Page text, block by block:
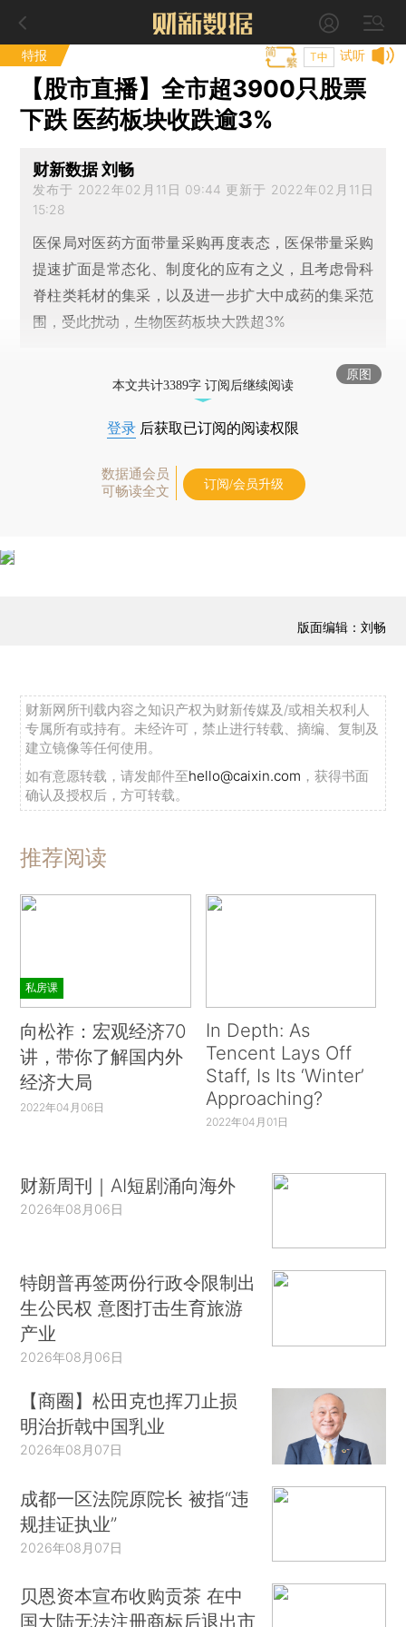
特报 试听
T中
【股市直播】全市超3900只股票
下跌 医药板块收跌逾3%
财新数据 刘畅
发布于 2022年02月11日 09:44 更新于 2022年02月11日
15:28
医保局对医药方面带量采购再度表态，医保带量采购
提速扩面是常态化、制度化的应有之义，且考虑骨科
脊柱类耗材的集采，以及进一步扩大中成药的集采范
围，受此扰动，生物医药板块大跌超3%
原图
本文共计3389字 订阅后继续阅读
登录 后获取已订阅的阅读权限
数据通会员
可畅读全文
订阅/会员升级
版面编辑：刘畅
财新网所刊载内容之知识产权为财新传媒及/或相关权利人
专属所有或持有。未经许可，禁止进行转载、摘编、复制及
建立镜像等任何使用。
如有意愿转载，请发邮件至hello@caixin.com ，获得书面
确认及授权后，方可转载。
推荐阅读
私房课
向松祚：宏观经济70
讲，带你了解国内外
经济大局
2022年04月06日
In Depth: As
Tencent Lays Off
Staff, Is Its ‘Winter’
Approaching?
2022年04月01日
财新周刊｜AI短剧涌向海外
2026年08月06日
特朗普再签两份行政令限制出
生公民权 意图打击生育旅游
产业
2026年08月06日
【商圈】松田克也挥刀止损
明治折戟中国乳业
2026年08月07日
成都一区法院原院长 被指“违
规挂证执业”
2026年08月07日
贝恩资本宣布收购贡茶 在中
国大陆无法注册商标后退出市